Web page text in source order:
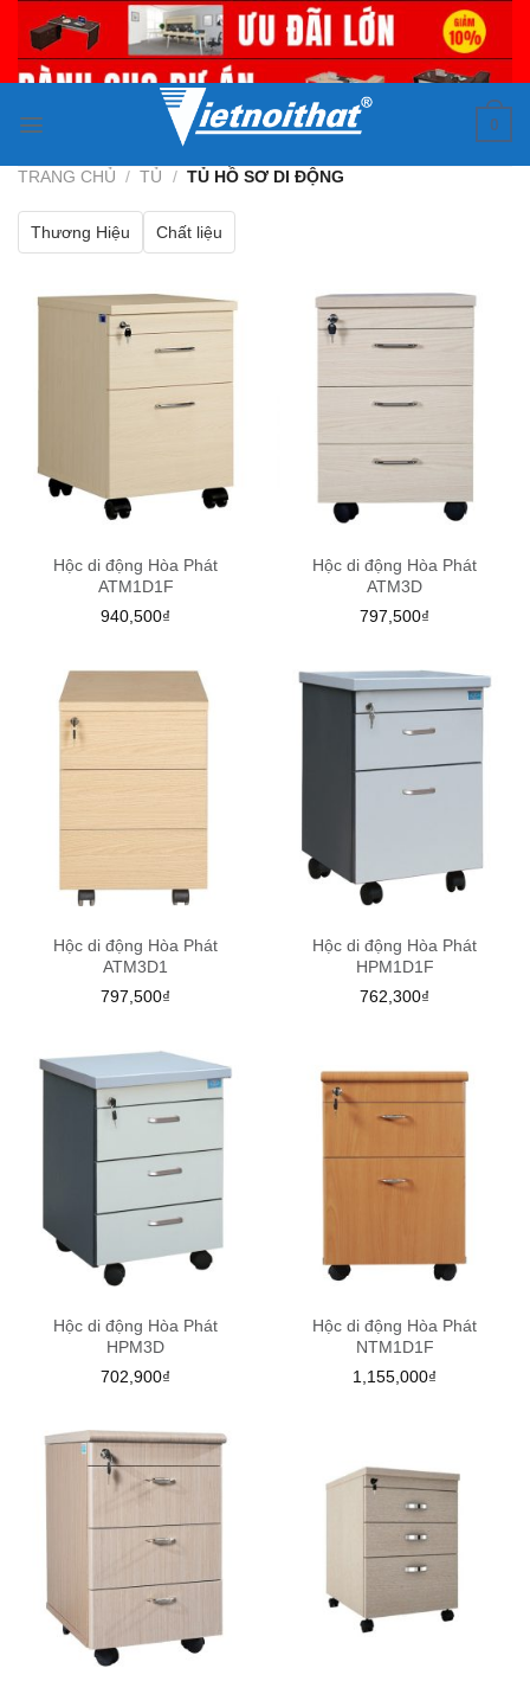
content
0
TRANG CHỦ / TỦ / TỦ HỒ SƠ DI ĐỘNG
Thương Hiệu Chất liệu
Hộc di động Hòa Phát
ATM1D1F
940,500₫
Hộc di động Hòa Phát
ATM3D
797,500₫
Hộc di động Hòa Phát
ATM3D1
797,500₫
Hộc di động Hòa Phát
HPM1D1F
762,300₫
Hộc di động Hòa Phát
HPM3D
702,900₫
Hộc di động Hòa Phát
NTM1D1F
1,155,000₫